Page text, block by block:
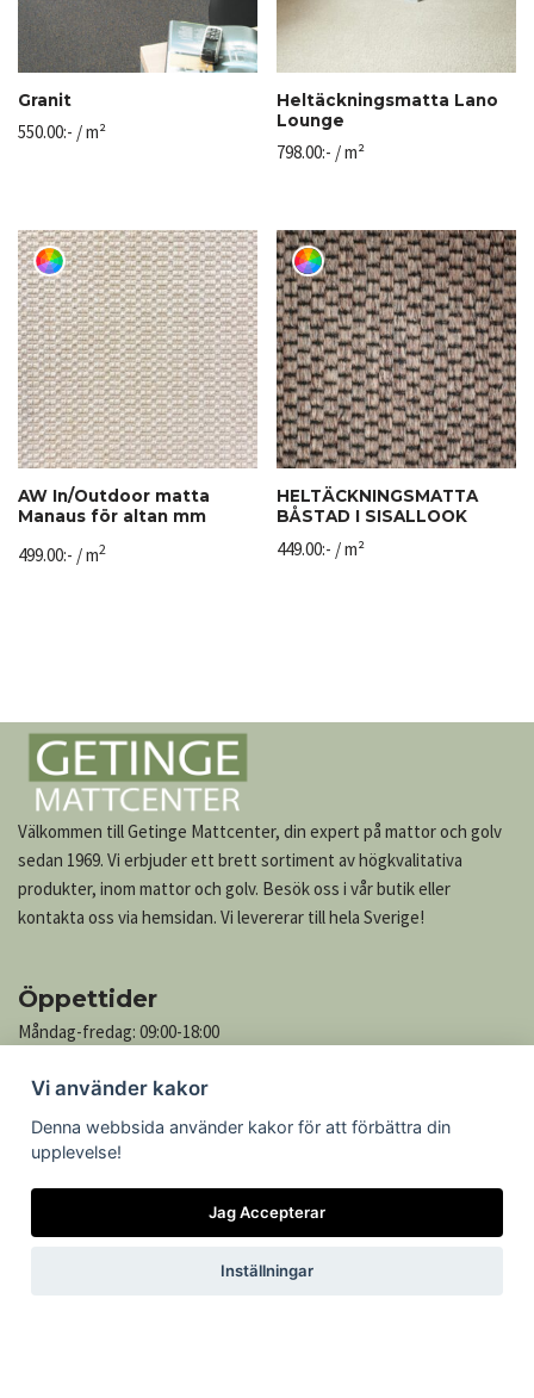
Granit
550.00:- / m²
Heltäckningsmatta Lano
Lounge
798.00:- / m²
AW In/Outdoor matta
Manaus för altan mm
499.00:- / m2
HELTÄCKNINGSMATTA
BÅSTAD I SISALLOOK
449.00:- / m²
Välkommen till Getinge Mattcenter, din expert på mattor och golv
sedan 1969. Vi erbjuder ett brett sortiment av högkvalitativa
produkter, inom mattor och golv. Besök oss i vår butik eller
kontakta oss via hemsidan. Vi levererar till hela Sverige!
Öppettider
Måndag-fredag: 09:00-18:00
Söndag: Stängt
Kontakta oss
Vi använder kakor
Denna webbsida använder kakor för att förbättra din
upplevelse!
Jag Accepterar
Inställningar